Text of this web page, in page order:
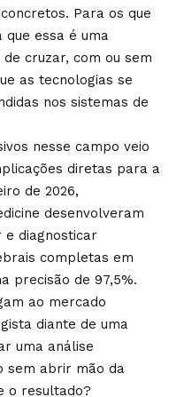
Para os que
que essa é uma
cruzar, com ou sem
as tecnologias se
nos sistemas de
nesse campo veio
diretas para a
de 2026,
desenvolveram
e diagnosticar
completas em
precisão de 97,5%.
ao mercado
diante de uma
uma análise
sem abrir mão da
o resultado?